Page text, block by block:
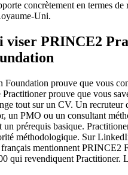
concrètement en termes de
viser PRINCE2
Foundation prouve que vous
prouve que vous
tout sur un CV. Un recruteur
un PMO ou un consultant
un prérequis basique.
méthodologique. Sur
mentionnent PRINCE2
qui revendiquent Practitioner.